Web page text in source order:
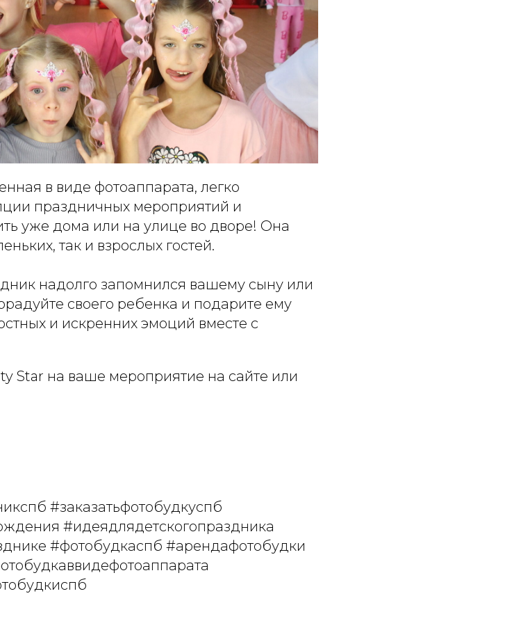
в виде фотоаппарата, легко
праздничных мероприятий и
уже дома или на улице во дворе! Она
так и взрослых гостей.
надолго запомнился вашему сыну или
своего ребенка и подарите ему
и искренних эмоций вместе с
Star на ваше мероприятие на сайте или
#заказатьфотобудкуспб
#идеядлядетскогопраздника
#фотобудкаспб #арендафотобудки